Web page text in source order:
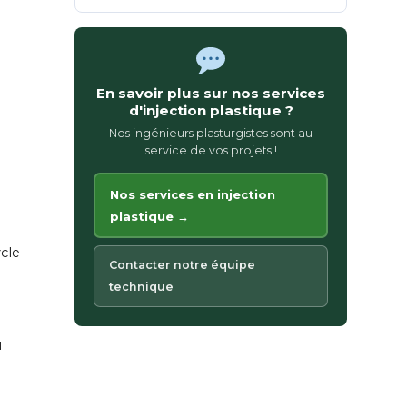
En savoir plus sur nos services
d'injection plastique ?
Nos ingénieurs plasturgistes sont au
service de vos projets !
Nos services en injection
plastique →
Contacter notre équipe
technique